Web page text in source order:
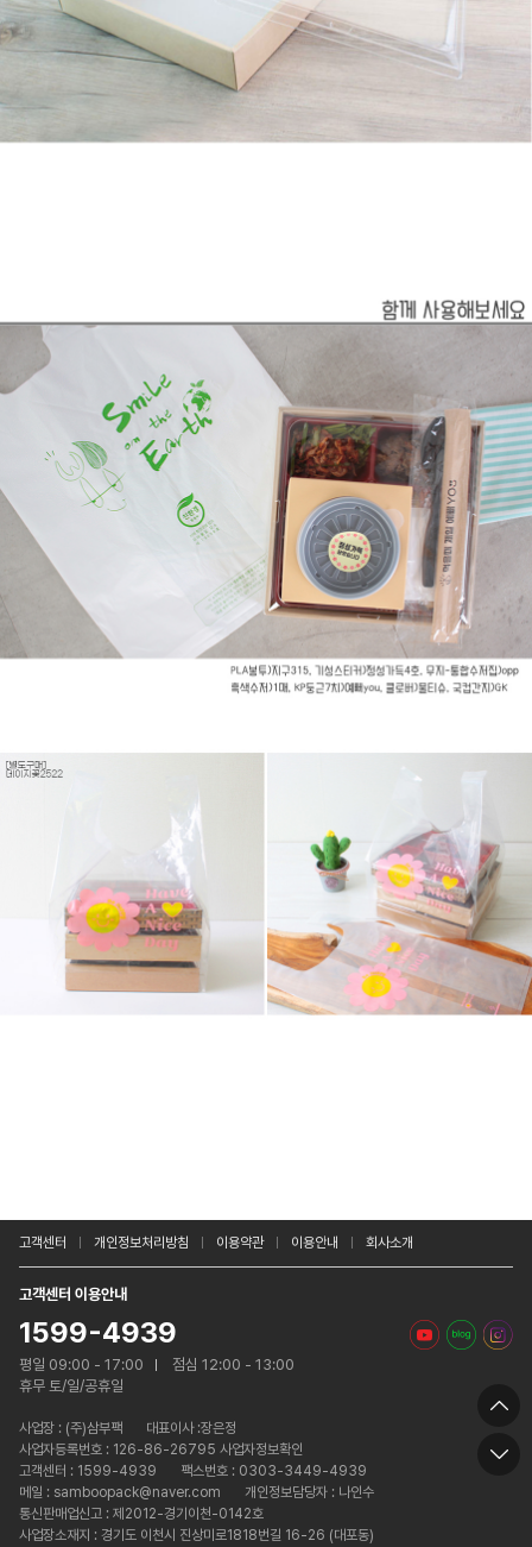
고객센터 개인정보처리방침 이용약관 이용안내 회사소개
고객센터 이용안내
1599-4939
평일 09:00 - 17:00
점심 12:00 - 13:00
휴무 토/일/공휴일
사업장 : (주)삼부팩
대표이사 :장은정
사업자등록번호 : 126-86-26795 사업자정보확인
고객센터 : 1599-4939
팩스번호 : 0303-3449-4939
메일 : samboopack@naver.com
개인정보담당자 : 나인수
통신판매업신고 : 제2012-경기이천-0142호
사업장소재지 : 경기도 이천시 진상미로1818번길 16-26 (대포동)